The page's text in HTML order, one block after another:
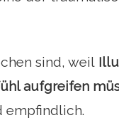
sind, weil
aufgreifen
empfindlich.